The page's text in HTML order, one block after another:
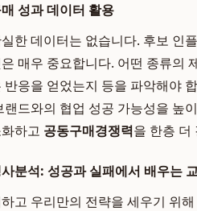
성과 데이터 활용
한 데이터는 없습니다. 후보 인
매우 중요합니다. 어떤 종류의
반응을 얻었는지 등을 파악해야
랜드와의 협업 성공 가능성을 높
하고 공동구매경쟁력을 한층 더
분석: 성공과 실패에서 배우는
고 우리만의 전략을 세우기 위해